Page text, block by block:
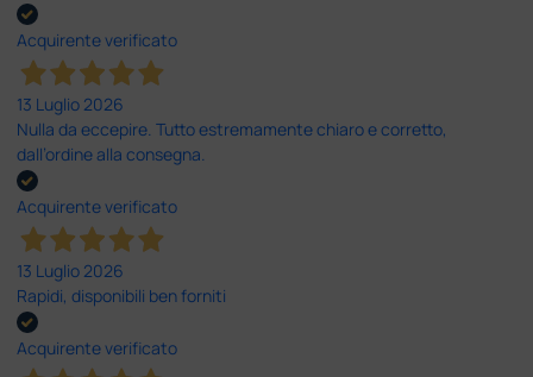
Acquirente verificato
13 Luglio 2026
Nulla da eccepire. Tutto estremamente chiaro e corretto,
dall’ordine alla consegna.
Acquirente verificato
13 Luglio 2026
Rapidi, disponibili ben forniti
Acquirente verificato